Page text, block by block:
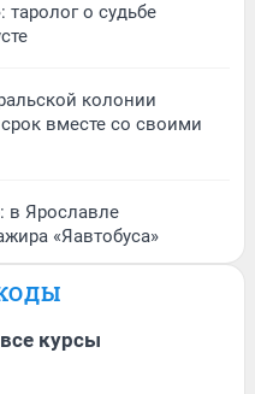
таролог о судьбе
колонии
вместе со своими
в Ярославле
«Яавтобуса»
курсы